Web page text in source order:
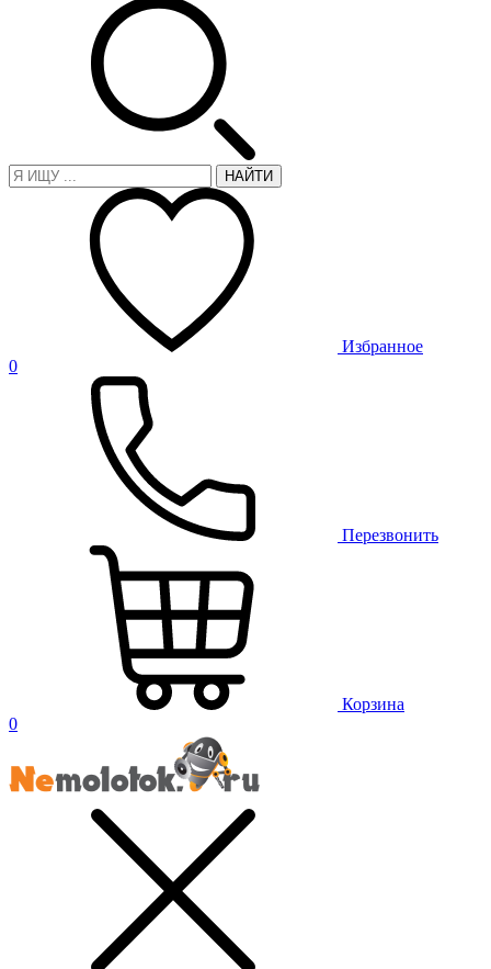
НАЙТИ
Избранное
0
Перезвонить
Корзина
0